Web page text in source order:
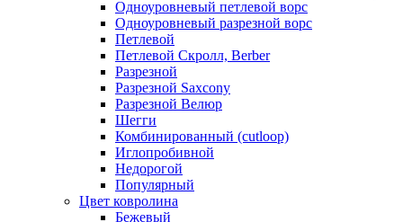
Одноуровневый петлевой ворс
Одноуровневый разрезной ворс
Петлевой
Петлевой Скролл, Berber
Разрезной
Разрезной Saxcony
Разрезной Велюр
Шегги
Комбинированный (cutloop)
Иглопробивной
Недорогой
Популярный
Цвет ковролина
Бежевый